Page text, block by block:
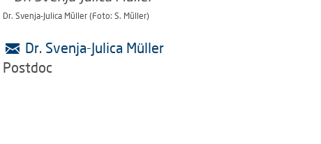
Dr. Svenja-Julica Müller (Foto: S. Müller)
Dr. Svenja-Julica Müller
Postdoc